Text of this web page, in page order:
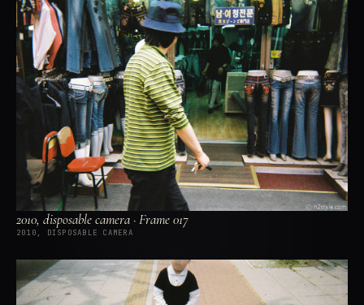
2010, disposable camera · Frame 017
2010, DISPOSABLE CAMERA